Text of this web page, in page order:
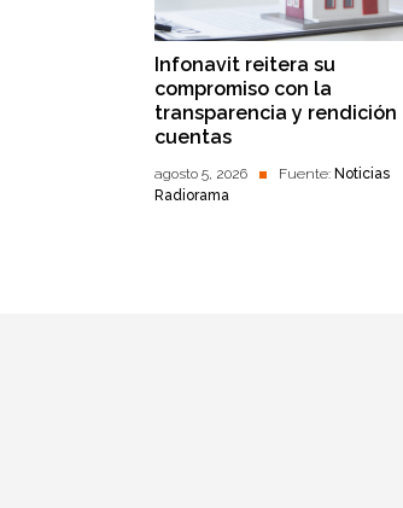
Infonavit reitera su
compromiso con la
transparencia y rendición
cuentas
agosto 5, 2026 Fuente: Noticias
Radiorama